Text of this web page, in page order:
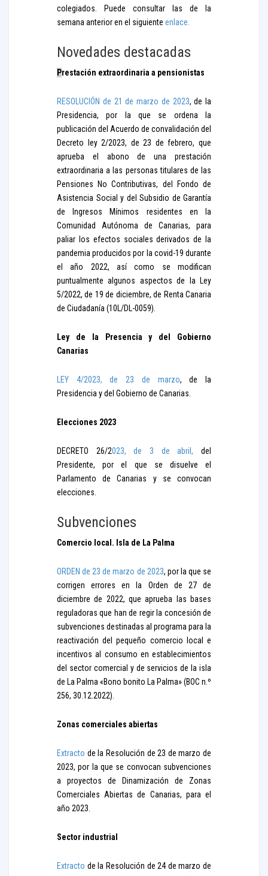
colegiados. Puede consultar las de la
semana anterior en el siguiente enlace.
Novedades destacadas
Prestación extraordinaria a pensionistas
RESOLUCIÓN de 21 de marzo de 2023, de la
Presidencia, por la que se ordena la
publicación del Acuerdo de convalidación del
Decreto ley 2/2023, de 23 de febrero, que
aprueba el abono de una prestación
extraordinaria a las personas titulares de las
Pensiones No Contributivas, del Fondo de
Asistencia Social y del Subsidio de Garantía
de Ingresos Mínimos residentes en la
Comunidad Autónoma de Canarias, para
paliar los efectos sociales derivados de la
pandemia producidos por la covid-19 durante
el año 2022, así como se modifican
puntualmente algunos aspectos de la Ley
5/2022, de 19 de diciembre, de Renta Canaria
de Ciudadanía (10L/DL-0059).
Ley de la Presencia y del Gobierno
Canarias
LEY 4/2023, de 23 de marzo, de la
Presidencia y del Gobierno de Canarias.
Elecciones 2023
DECRETO 26/2023, de 3 de abril, del
Presidente, por el que se disuelve el
Parlamento de Canarias y se convocan
elecciones.
Subvenciones
Comercio local. Isla de La Palma
ORDEN de 23 de marzo de 2023, por la que se
corrigen errores en la Orden de 27 de
diciembre de 2022, que aprueba las bases
reguladoras que han de regir la concesión de
subvenciones destinadas al programa para la
reactivación del pequeño comercio local e
incentivos al consumo en establecimientos
del sector comercial y de servicios de la isla
de La Palma «Bono bonito La Palma» (BOC n.º
256, 30.12.2022).
Zonas comerciales abiertas
Extracto de la Resolución de 23 de marzo de
2023, por la que se convocan subvenciones
a proyectos de Dinamización de Zonas
Comerciales Abiertas de Canarias, para el
año 2023.
Sector industrial
Extracto de la Resolución de 24 de marzo de